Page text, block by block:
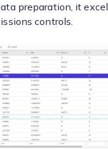
preparation, it
controls.